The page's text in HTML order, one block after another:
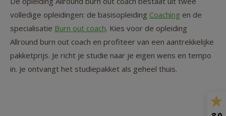
volledige opleidingen: de basisopleiding Coaching en de
specialisatie Burn out coach. Kies voor de opleiding
Allround burn out coach en profiteer van een aantrekkelijke
pakketprijs. Je richt je studie naar je eigen wens en tempo
in. Je ontvangt het studiepakket als geheel thuis.